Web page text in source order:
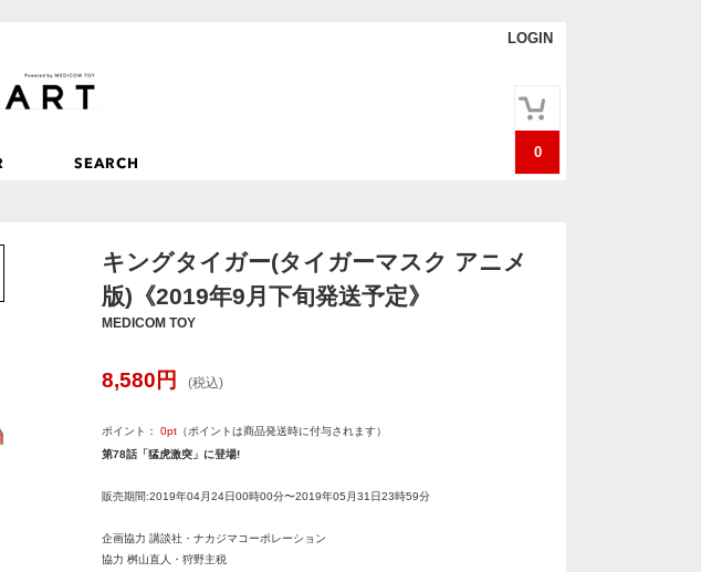
LOGIN
0
キングタイガー(タイガーマスク アニメ
版)《2019年9月下旬発送予定》
MEDICOM TOY
8,580 円 (税込)
ポイント： 0pt （ポイントは商品発送時に付与されます）
第78話「猛虎激突」に登場!
販売期間:2019年04月24日00時00分〜2019年05月31日23時59分
企画協力 講談社・ナカジマコーポレーション
協力 桝山直人・狩野主税